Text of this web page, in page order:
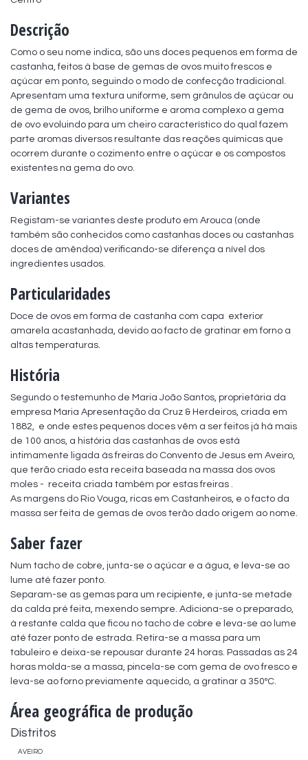
Descrição
Como o seu nome indica, são uns doces pequenos em forma de
castanha, feitos à base de gemas de ovos muito frescos e
açúcar em ponto, seguindo o modo de confecção tradicional.
Apresentam uma textura uniforme, sem grânulos de açúcar ou
de gema de ovos, brilho uniforme e aroma complexo a gema
de ovo evoluindo para um cheiro característico do qual fazem
parte aromas diversos resultante das reações químicas que
ocorrem durante o cozimento entre o açúcar e os compostos
existentes na gema do ovo.
Variantes
Registam-se variantes deste produto em Arouca (onde
também são conhecidos como castanhas doces ou castanhas
doces de amêndoa) verificando-se diferença a nível dos
ingredientes usados.
Particularidades
Doce de ovos em forma de castanha com capa  exterior
amarela acastanhada, devido ao facto de gratinar em forno a
altas temperaturas.
História
Segundo o testemunho de Maria João Santos, proprietária da
empresa Maria Apresentação da Cruz & Herdeiros, criada em
1882,  e onde estes pequenos doces vêm a ser feitos já há mais
de 100 anos, a história das castanhas de ovos está
intimamente ligada às freiras do Convento de Jesus em Aveiro,
que terão criado esta receita baseada na massa dos ovos
moles -  receita criada também por estas freiras .
As margens do Rio Vouga, ricas em Castanheiros, e o facto da
massa ser feita de gemas de ovos terão dado origem ao nome.
Saber fazer
Num tacho de cobre, junta-se o açúcar e a água, e leva-se ao
lume até fazer ponto.
Separam-se as gemas para um recipiente, e junta-se metade
da calda pré feita, mexendo sempre. Adiciona-se o preparado,
à restante calda que ficou no tacho de cobre e leva-se ao lume
até fazer ponto de estrada. Retira-se a massa para um
tabuleiro e deixa-se repousar durante 24 horas. Passadas as 24
horas molda-se a massa, pincela-se com gema de ovo fresco e
leva-se ao forno previamente aquecido, a gratinar a 350ºC.
Área geográfica de produção
Distritos
AVEIRO